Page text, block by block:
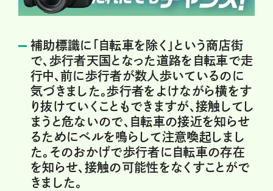
補助標識に「自転車を除く」という商店街
で、歩行者天国となった道路を自転車で走
行中、前に歩行者が数人歩いているのに
気づきました。歩行者をよけながら横をす
り抜けていくこともできますが、接触してし
まうと危ないので、自転車の接近を知らせ
るためにベルを鳴らして注意喚起しまし
た。そのおかげで歩行者に自転車の存在
を知らせ、接触の可能性をなくすことがで
きました。